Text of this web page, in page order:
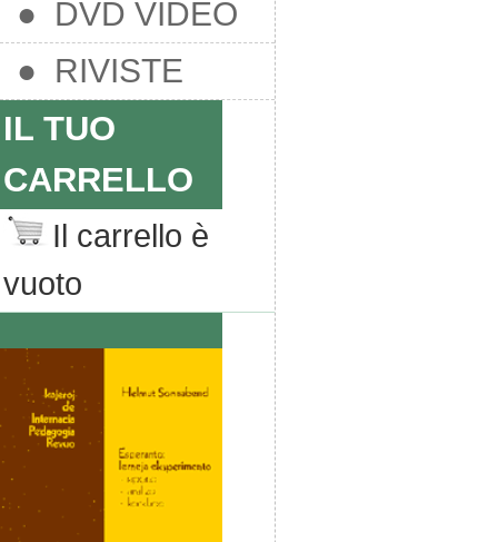
● DVD VIDEO
● RIVISTE
IL TUO
CARRELLO
Il carrello è
vuoto